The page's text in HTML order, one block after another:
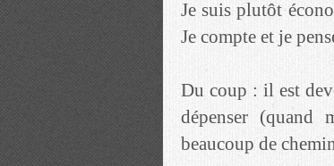
Je suis plutôt
Je compte et je
Du coup : il est
dépenser (quand
beaucoup de